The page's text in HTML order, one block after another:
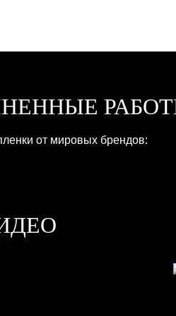
от мировых брендов: